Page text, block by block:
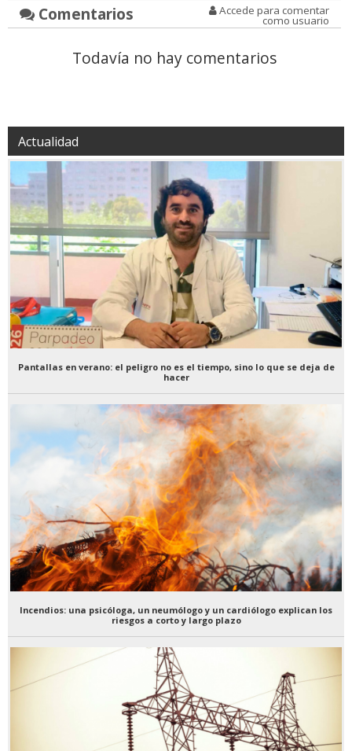
Comentarios Accede para comentar
como usuario
Todavía no hay comentarios
Actualidad
Pantallas en verano: el peligro no es el tiempo, sino lo que se deja de
hacer
Incendios: una psicóloga, un neumólogo y un cardiólogo explican los
riesgos a corto y largo plazo